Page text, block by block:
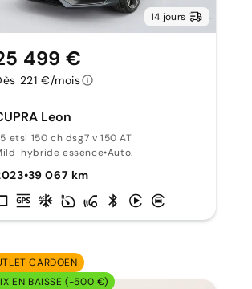
14 jours
Leon
etsi 150 ch dsg7 v 150 AT
hybride essence•Auto.
•39 067 km
499 €
221 €/mois
CARDOEN
EN BAISSE (-500 €)